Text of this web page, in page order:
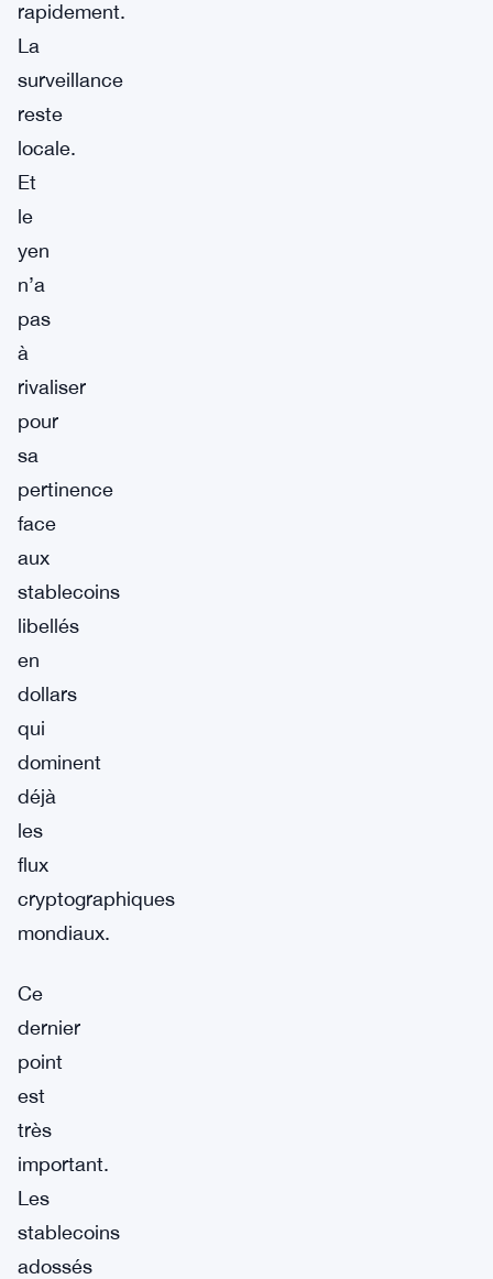
rapidement.
La
surveillance
reste
locale.
Et
le
yen
n’a
pas
à
rivaliser
pour
sa
pertinence
face
aux
stablecoins
libellés
en
dollars
qui
dominent
déjà
les
flux
cryptographiques
mondiaux.
Ce
dernier
point
est
très
important.
Les
stablecoins
adossés